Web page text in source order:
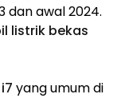
dan awal 2024.
listrik bekas
yang umum di